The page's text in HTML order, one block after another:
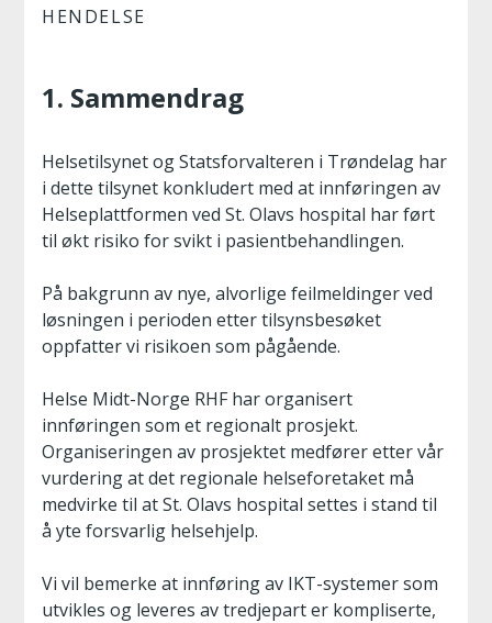
HENDELSE
1. Sammendrag
Helsetilsynet og Statsforvalteren i Trøndelag har
i dette tilsynet konkludert med at innføringen av
Helseplattformen ved St. Olavs hospital har ført
til økt risiko for svikt i pasientbehandlingen.
På bakgrunn av nye, alvorlige feilmeldinger ved
løsningen i perioden etter tilsynsbesøket
oppfatter vi risikoen som pågående.
Helse Midt-Norge RHF har organisert
innføringen som et regionalt prosjekt.
Organiseringen av prosjektet medfører etter vår
vurdering at det regionale helseforetaket må
medvirke til at St. Olavs hospital settes i stand til
å yte forsvarlig helsehjelp.
Vi vil bemerke at innføring av IKT-systemer som
utvikles og leveres av tredjepart er kompliserte,